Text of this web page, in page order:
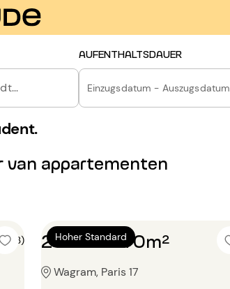
AUFENTHALTSDAUER
Einzugsdatum - Auszugsdatum
van appartementen
(3) Hoher Standard
2 Zimmer 70m²
Wagram, Paris 17